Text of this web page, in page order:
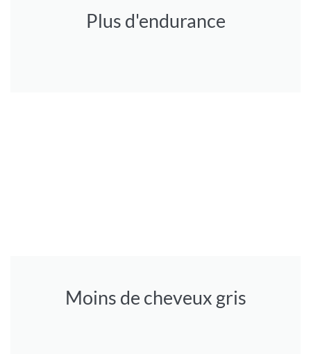
Plus d'endurance
Moins de cheveux gris